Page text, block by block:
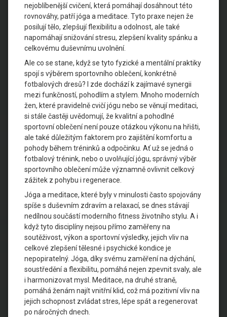
nejoblíbenější cvičení, která pomáhají dosáhnout této
rovnováhy, patří jóga a meditace. Tyto praxe nejen že
posilují tělo, zlepšují flexibilitu a odolnost, ale také
napomáhají snižování stresu, zlepšení kvality spánku a
celkovému duševnímu uvolnění.
Ale co se stane, když se tyto fyzické a mentální praktiky
spojí s výběrem sportovního oblečení, konkrétně
fotbalových dresů? I zde dochází k zajímavé synergii
mezi funkčností, pohodlím a stylem. Mnoho moderních
žen, které pravidelně cvičí jógu nebo se věnují meditaci,
si stále častěji uvědomují, že kvalitní a pohodlné
sportovní oblečení není pouze otázkou výkonu na hřišti,
ale také důležitým faktorem pro zajištění komfortu a
pohody během tréninků a odpočinku. Ať už se jedná o
fotbalový trénink, nebo o uvolňující jógu, správný výběr
sportovního oblečení může významně ovlivnit celkový
zážitek z pohybu i regenerace.
Jóga a meditace, které byly v minulosti často spojovány
spíše s duševním zdravím a relaxací, se dnes stávají
nedílnou součástí moderního fitness životního stylu. A i
když tyto disciplíny nejsou přímo zaměřeny na
soutěživost, výkon a sportovní výsledky, jejich vliv na
celkové zlepšení tělesné i psychické kondice je
nepopiratelný. Jóga, díky svému zaměření na dýchání,
soustředění a flexibilitu, pomáhá nejen zpevnit svaly, ale
i harmonizovat mysl. Meditace, na druhé straně,
pomáhá ženám najít vnitřní klid, což má pozitivní vliv na
jejich schopnost zvládat stres, lépe spát a regenerovat
po náročných dnech.